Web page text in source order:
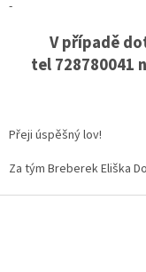
-
V případě
tel 728780041
Přeji úspěšný lov!
Za tým Breberek Eliška